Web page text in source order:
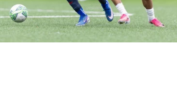
приняли «Чертаново»